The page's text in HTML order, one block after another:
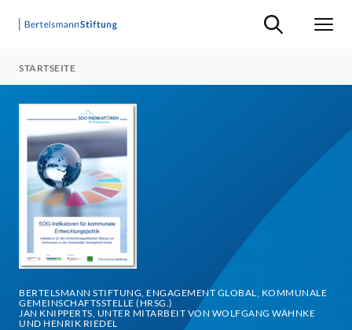
Suche ein-/
STARTSEITE
BERTELSMANN STIFTUNG, ENGAGEMENT GLOBAL, KOMMUNALE
GEMEINSCHAFTSSTELLE (HRSG.)
JAN KNIPPERTS, UNTER MITARBEIT VON WOLFGANG WÄHNKE
UND HENRIK RIEDEL